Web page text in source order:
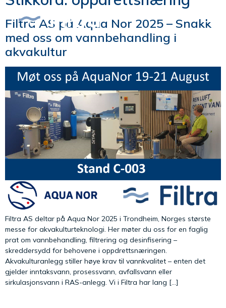
Filtra AS på Aqua Nor 2025 – Snakk
med oss om vannbehandling i
akvakultur
Filtra AS deltar på Aqua Nor 2025 i Trondheim, Norges største
messe for akvakulturteknologi. Her møter du oss for en faglig
prat om vannbehandling, filtrering og desinfisering –
skreddersydd for behovene i oppdrettsnæringen.
Akvakulturanlegg stiller høye krav til vannkvalitet – enten det
gjelder inntaksvann, prosessvann, avfallsvann eller
sirkulasjonsvann i RAS-anlegg. Vi i Filtra har lang […]